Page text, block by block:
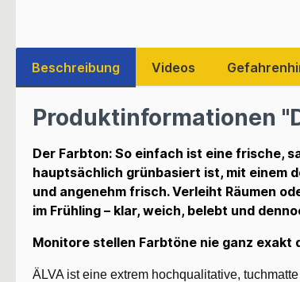
Beschreibung Videos
Produktinformationen
Der Farbton: So einfach ist eine frische,
hauptsächlich grünbasiert ist, mit einem
und angenehm frisch. Verleiht Räumen
im Frühling – klar, weich, belebt und
Monitore stellen Farbtöne nie ganz exakt
ÄLVA ist eine extrem hochqualitative,